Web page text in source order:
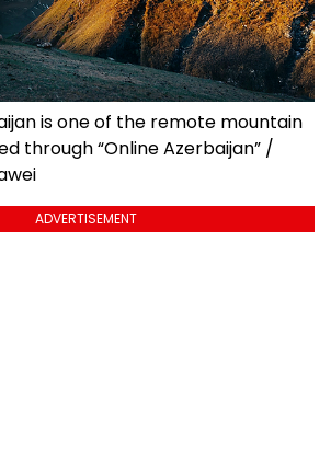
is one of the remote mountain
through “Online Azerbaijan” /
ADVERTISEMENT